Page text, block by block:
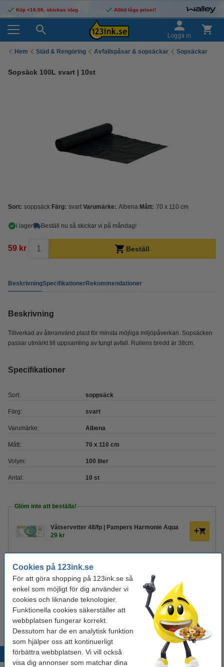
Cookies på 123ink.se
För att göra shopping på 123ink.se så
enkel som möjligt för dig använder vi
cookies och liknande teknologier.
Funktionella cookies säkerställer att
webbplatsen fungerar korrekt.
Dessutom har de en analytisk funktion
som hjälper oss att kontinuerligt
förbättra webbplatsen. Vi vill också
visa dig annonser som matchar dina
Köp <16:00, skickas idag Alltid låga priser!
Logga in
Hem Städ & Rengöring Avfallspåsar & sopsäckar Sopsäckar
Sopsäck 100L svart | 10st
Sort: soppsäck Färg: svart Varumärke: Albena Mått: 70 x 110 cm
i lager Beställ nu så skickar vi på måndag!
59 kr Beställ
BeskrivningSpecifikationerRekommendationer
Beskrivning
Tillverkad av återanvänd plast för minsta möjliga miljöpåverkan. Sopsäcken
passar utmärkt till uppsamling av tungt avfall. Rullens bredd är 38cm.
Specifikationer
Sort: soppsäck
Färg: svart
Varumärke: Albena
Mått: 70 x 110 cm
Volym: 100 liter
Antal: 10 st
Glöm inte att beställa!
Våtservetter 48/fp | Pampers Harmonie Aqua
29 kr
Hushållspapper 2-lag | 123ink | vit | 2st
29 kr
Nitrilhandskar M (8) | puderfria | svart | 100st |
hy@pro
115 kr
Populära produkter